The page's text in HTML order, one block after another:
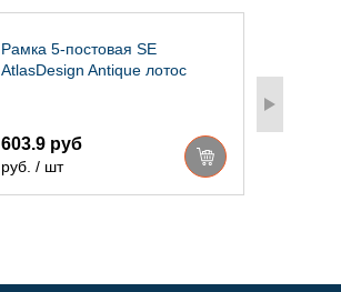
Рамка 5-постовая SE
AtlasDesign Antique лотос
603.9 руб
руб. / шт